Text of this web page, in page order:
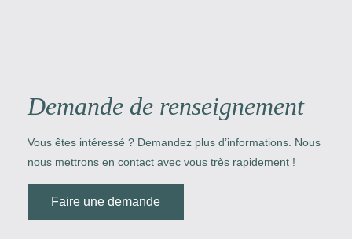
Demande de renseignement
Vous êtes intéressé ? Demandez plus d’informations. Nous
nous mettrons en contact avec vous très rapidement !
Faire une demande